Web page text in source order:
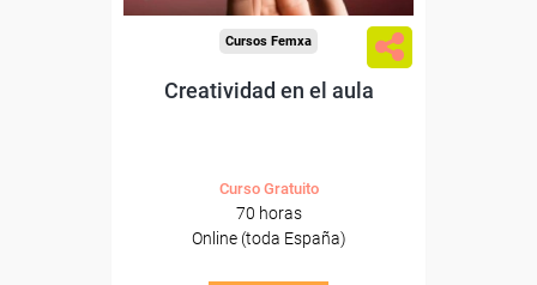
Cursos Femxa
Creatividad en el aula
Curso Gratuito
70 horas
Online (toda España)